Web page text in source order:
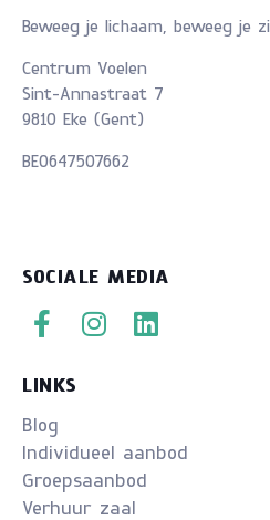
Beweeg je lichaam, beweeg je
Centrum Voelen
Sint-Annastraat 7
9810 Eke (Gent)
BE0647507662
SOCIALE MEDIA
LINKS
Blog
Individueel aanbod
Groepsaanbod
Verhuur zaal